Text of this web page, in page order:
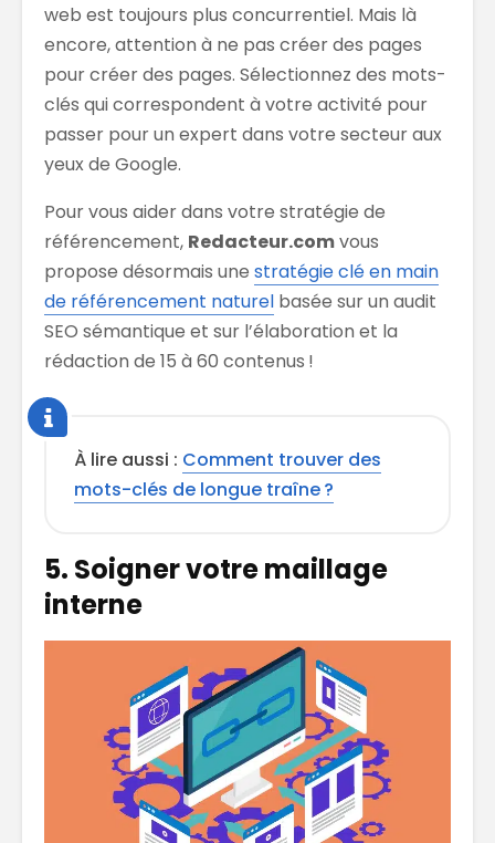
web est toujours plus concurrentiel. Mais là
encore, attention à ne pas créer des pages
pour créer des pages. Sélectionnez des mots-
clés qui correspondent à votre activité pour
passer pour un expert dans votre secteur aux
yeux de Google.
Pour vous aider dans votre stratégie de
référencement, Redacteur.comvous
propose désormais une stratégie clé en main
de référencement naturel basée sur un audit
SEO sémantique et sur l’élaboration et la
rédaction de 15 à 60 contenus !
À lire aussi : Comment trouver des
mots-clés de longue traîne ?
5. Soigner votre maillage
interne